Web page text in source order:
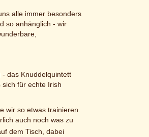
alle immer besonders
so anhänglich - wir
das Knuddelquintett
für echte Irish
wir so etwas trainieren.
auch noch was zu
dem Tisch, dabei